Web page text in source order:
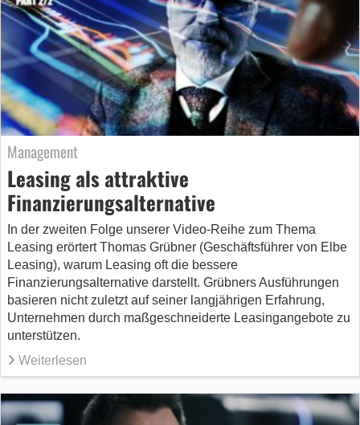
Management
Leasing als attraktive
Finanzierungsalternative
In der zweiten Folge unserer Video-Reihe zum Thema
Leasing erörtert Thomas Grübner (Geschäftsführer von Elbe
Leasing), warum Leasing oft die bessere
Finanzierungsalternative darstellt. Grübners Ausführungen
basieren nicht zuletzt auf seiner langjährigen Erfahrung,
Unternehmen durch maßgeschneiderte Leasingangebote zu
unterstützen.
Weiterlesen